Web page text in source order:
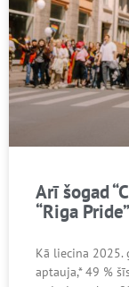
Arī šogad
“Riga
Kā liecina 2025.
aptauja,* 49 %